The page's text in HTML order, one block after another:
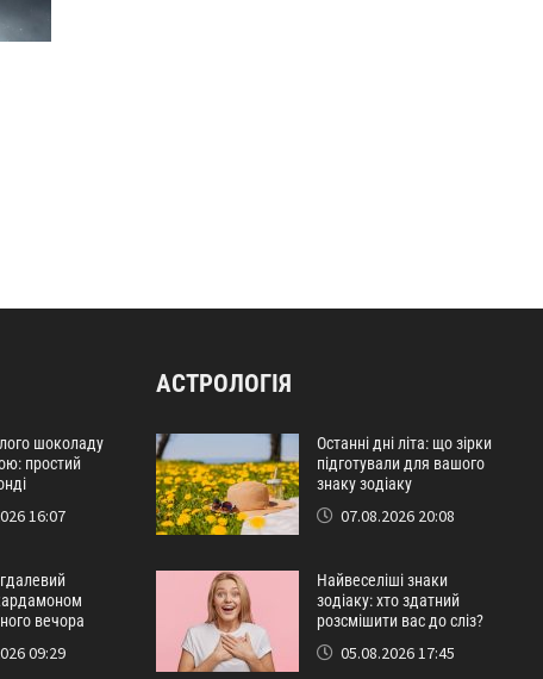
шоколаду
простий
16:07
вечора
09:29
АСТРОЛОГІЯ
Останні дні літа: що зірки
підготували для вашого
знаку зодіаку
07.08.2026 20:08
Найвеселіші знаки
зодіаку: хто здатний
розсмішити вас до сліз?
05.08.2026 17:45